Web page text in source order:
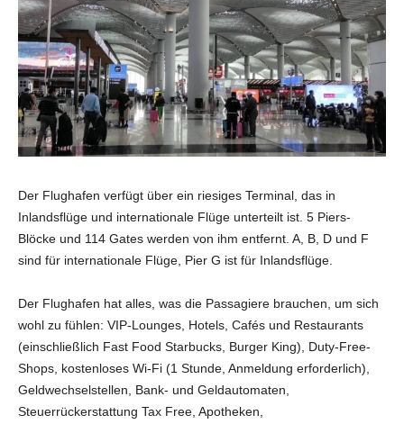
Der Flughafen verfügt über ein riesiges Terminal, das in
Inlandsflüge und internationale Flüge unterteilt ist. 5 Piers-
Blöcke und 114 Gates werden von ihm entfernt. A, B, D und F
sind für internationale Flüge, Pier G ist für Inlandsflüge.
Der Flughafen hat alles, was die Passagiere brauchen, um sich
wohl zu fühlen: VIP-Lounges, Hotels, Cafés und Restaurants
(einschließlich Fast Food Starbucks, Burger King), Duty-Free-
Shops, kostenloses Wi-Fi (1 Stunde, Anmeldung erforderlich),
Geldwechselstellen, Bank- und Geldautomaten,
Steuerrückerstattung Tax Free, Apotheken,